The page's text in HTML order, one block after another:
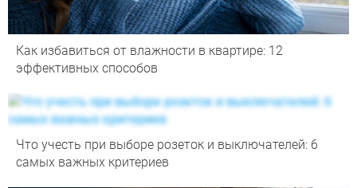
Как избавиться от влажности в квартире: 12
эффективных способов
Что учесть при выборе розеток и выключателей: 6
самых важных критериев